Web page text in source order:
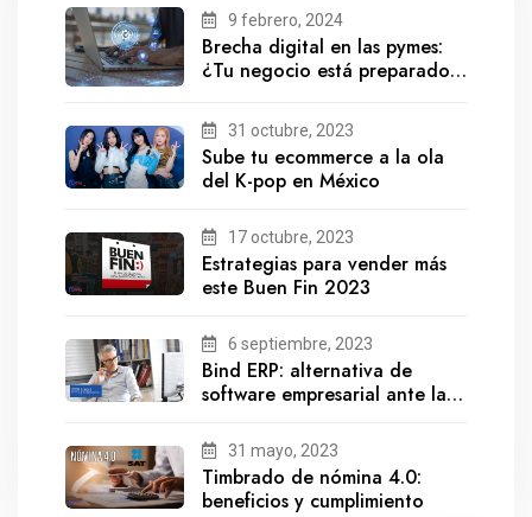
9 febrero, 2024
Brecha digital en las pymes:
¿Tu negocio está preparado
31 octubre, 2023
Sube tu ecommerce a la ola
del K-pop en México
17 octubre, 2023
Estrategias para vender más
este Buen Fin 2023
6 septiembre, 2023
Bind ERP: alternativa de
software empresarial ante la
31 mayo, 2023
Timbrado de nómina 4.0:
beneficios y cumplimiento